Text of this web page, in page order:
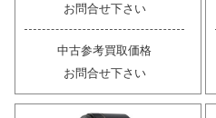
お問合せ下さい
中古参考買取価格
お問合せ下さい